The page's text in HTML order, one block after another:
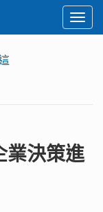
業決策進